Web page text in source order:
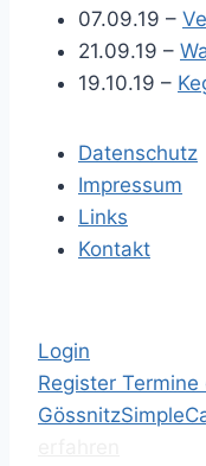
07.09.19 –
21.09.19 –
19.10.19 –
Datenschutz
Impressum
Links
Kontakt
Login
Register Termine
Gössnitz